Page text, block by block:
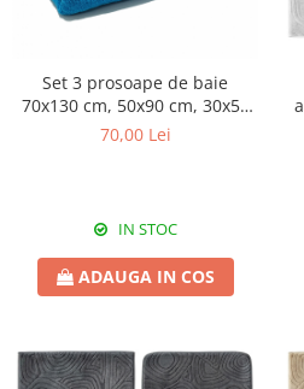
Set 3 prosoape de baie
70x130 cm, 50x90 cm, 30x50
cm, bumbac, turcoaz
70,00 Lei
IN STOC
ADAUGA IN COS